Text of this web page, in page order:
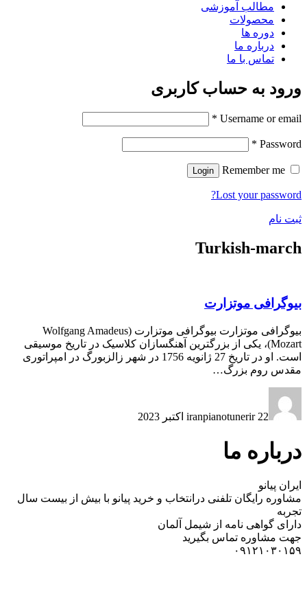
مطالب آموزشی
محصولات
دوره ها
درباره ما
تماس با ما
ورود به حساب کاربری
Username or email
*
Password
*
Remember me
Login
Lost your password?
ثبت نام
Turkish-march
بیوگرافی موتزارت
بیوگرافی موتزارت بیوگرافی موتزارت (Wolfgang Amadeus
Mozart)، یکی از بزرگترین آهنگسازان کلاسیک در تاریخ موسیقی
است. او در تاریخ 27 ژانویه 1756 در شهر زالزبورگ در امپراتوری
مقدس روم بزرگ…
iranpianotunerir 22 اکتبر 2023
درباره ما
ایران پیانو
مشاوره رایگان تلفنی درانتخاب و خرید پیانو با بیش از بیست سال
تجربه
دارای گواهی نامه از شیمل آلمان
جهت مشاوره تماس بگیرید
۰۹۱۲۱۰۳۰۱۵۹